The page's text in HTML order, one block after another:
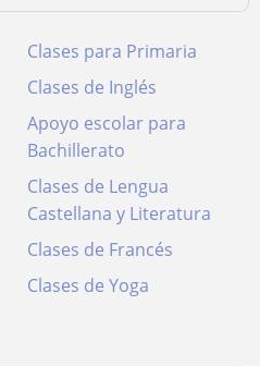
Clases para Primaria
Clases de Inglés
Apoyo escolar para
Bachillerato
Clases de Lengua
Castellana y Literatura
Clases de Francés
Clases de Yoga